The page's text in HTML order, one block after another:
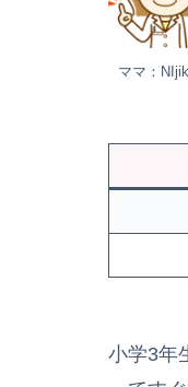
ママ：
小学3年